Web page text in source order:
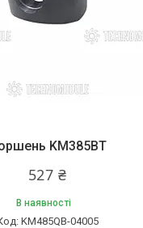
KM385BT
527 ₴
В наявності
KM485QB-04005